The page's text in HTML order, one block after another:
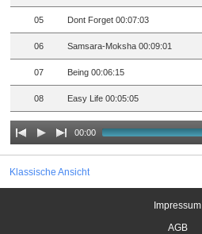
05 Dont Forget 00:07:03
06 Samsara-Moksha 00:09:01
07 Being 00:06:15
08 Easy Life 00:05:05
00:00
Klassische Ansicht
Impressum
AGB